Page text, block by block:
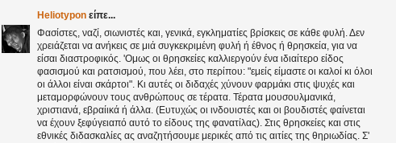
Heliotypon είπε...
Φασίστες, ναζί, σιωνιστές και, γενικά, εγκληματίες βρίσκεις σε κάθε φυλή. Δεν
χρειάζεται να ανήκεις σε μιά συγκεκριμένη φυλή ή έθνος ή θρησκεία, για να
είσαι διαστροφικός. 'Ομως οι θρησκείες καλλιεργούν ένα ιδιαίτερο είδος
φασισμού και ρατσισμού, που λέει, στο περίπου: "εμείς είμαστε οι καλοί κι όλοι
οι άλλοι είναι σκάρτοι". Κι αυτές οι διδαχές χύνουν φαρμάκι στις ψυχές και
μεταμορφώνουν τους ανθρώπους σε τέρατα. Τέρατα μουσουλμανικά,
χριστιανά, εβραίικά ή άλλα. (Ευτυχώς οι ινδουιστές και οι βουδιστές φαίνεται
να έχουν ξεφύγειαπό αυτό το είδους της φανατίλας). Στις θρησκείες και στις
εθνικές διδασκαλίες ας αναζητήσουμε μερικές από τις αιτίες της θηριωδίας. Σ'